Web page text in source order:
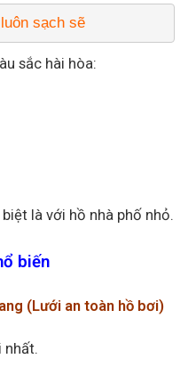
sạch sẽ
sắc hài hòa:
là với hồ nhà phố nhỏ.
biến
(Lưới an toàn hồ bơi)
nhất.